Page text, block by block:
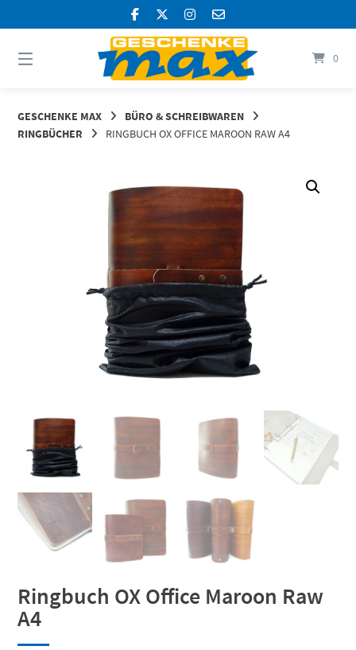
Inhalt
0
GESCHENKE MAX
BÜRO & SCHREIBWAREN
RINGBÜCHER
RINGBUCH OX OFFICE MAROON RAW A4
Ringbuch OX Office Maroon Raw
A4